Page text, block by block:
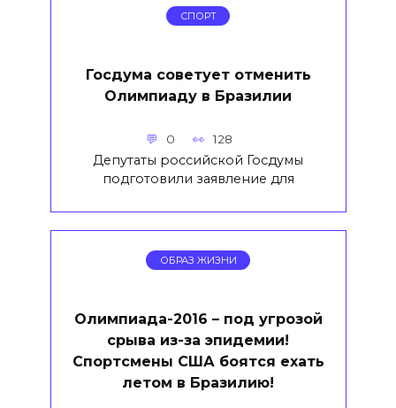
СПОРТ
Госдума советует отменить
Олимпиаду в Бразилии
0 128
Депутаты российской Госдумы
подготовили заявление для
ОБРАЗ ЖИЗНИ
Олимпиада-2016 – под угрозой
срыва из-за эпидемии!
Спортсмены США боятся ехать
летом в Бразилию!